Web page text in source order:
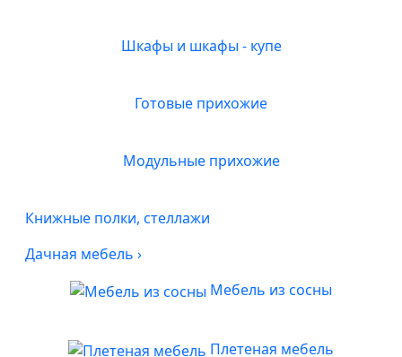
Шкафы и шкафы - купе
Готовые прихожие
Модульные прихожие
Книжные полки, стеллажи
Дачная мебель ›
Мебель из сосны
Плетеная мебель